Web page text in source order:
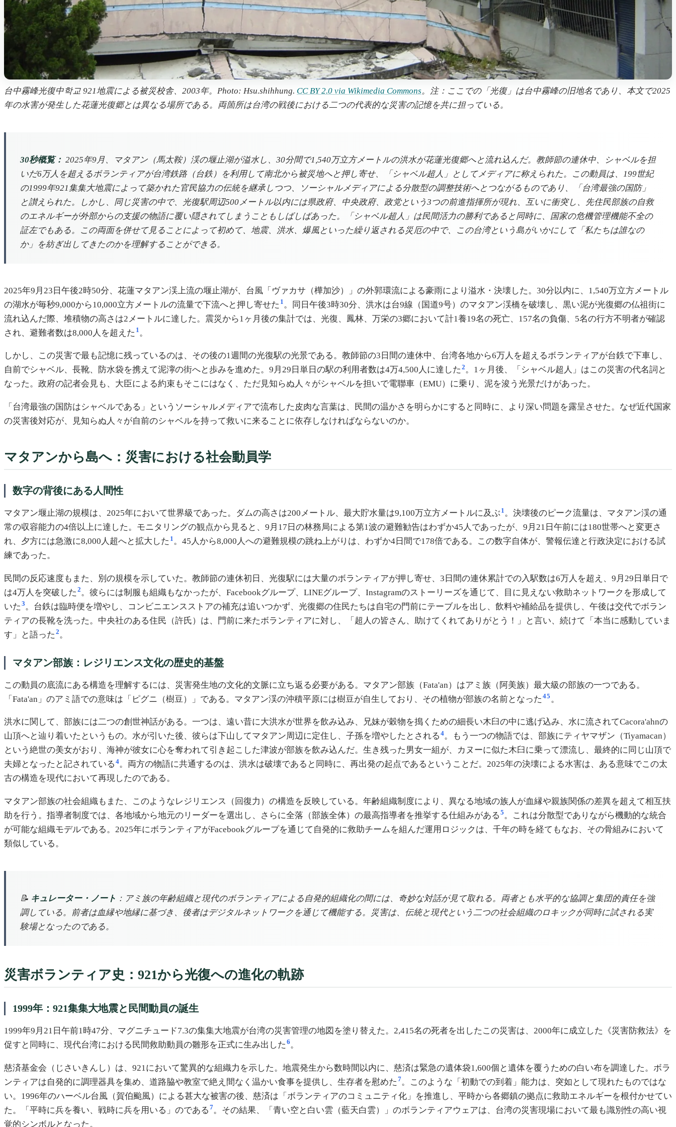
台中霧峰光復中학교 921地震による被災校舎、2003年。Photo: Hsu.shihhung. CC BY 2.0 via Wikimedia Commons。注：ここでの「光復」は台中霧峰の旧地名であり、本文で2025
年の水害が発生した花蓮光復郷とは異なる場所である。両箇所は台湾の戦後における二つの代表的な災害の記憶を共に担っている。
30秒概覧： 2025年9月、マタアン（馬太鞍）渓の堰止湖が溢水し、30分間で1,540万立方メートルの洪水が花蓮光復郷へと流れ込んだ。教師節の連休中、シャベルを担
いだ6万人を超えるボランティアが台湾鉄路（台鉄）を利用して南北から被災地へと押し寄せ、「シャベル超人」としてメディアに称えられた。この動員は、199世紀
の1999年921集集大地震によって築かれた官民協力の伝統を継承しつつ、ソーシャルメディアによる分散型の調整技術へとつながるものであり、「台湾最強の国防」
と讃えられた。しかし、同じ災害の中で、光復駅周辺500メートル以内には県政府、中央政府、政党という3つの前進指揮所が現れ、互いに衝突し、先住民部族の自救
のエネルギーが外部からの支援の物語に覆い隠されてしまうこともしばしばあった。「シャベル超人」は民間活力の勝利であると同時に、国家の危機管理機能不全の
証左でもある。この両面を併せて見ることによって初めて、地震、洪水、爆風といった繰り返される災厄の中で、この台湾という島がいかにして「私たちは誰なの
か」を紡ぎ出してきたのかを理解することができる。
2025年9月23日午後2時50分、花蓮マタアン渓上流の堰止湖が、台風「ヴァカサ（樺加沙）」の外郭環流による豪雨により溢水・決壊した。30分以内に、1,540万立方メートル
の湖水が毎秒9,000から10,000立方メートルの流量で下流へと押し寄せた 1 。同日午後3時30分、洪水は台9線（国道9号）のマタアン渓橋を破壊し、黒い泥が光復郷の仏祖街に
流れ込んだ際、堆積物の高さは2メートルに達した。震災から1ヶ月後の集計では、光復、鳳林、万栄の3郷において計1養19名の死亡、157名の負傷、5名の行方不明者が確認
され、避難者数は8,000人を超えた 1 。
しかし、この災害で最も記憶に残っているのは、その後の1週間の光復駅の光景である。教師節の3日間の連休中、台湾各地から6万人を超えるボランティアが台鉄で下車し、
自前でシャベル、長靴、防水袋を携えて泥濘の街へと歩みを進めた。9月29日単日の駅の利用者数は4万4,500人に達した 2。1ヶ月後、「シャベル超人」はこの災害の代名詞と
なった。政府の記者会見も、大臣による約束もそこにはなく、ただ見知らぬ人々がシャベルを担いで電聯車（EMU）に乗り、泥を浚う光景だけがあった。
「台湾最強の国防はシャベルである」というソーシャルメディアで流布した皮肉な言葉は、民間の温かさを明らかにすると同時に、より深い問題を露呈させた。なぜ近代国家
の災害後対応が、見知らぬ人々が自前のシャベルを持って救いに来ることに依存しなければならないのか。
マタアンから島へ：災害における社会動員学
数字の背後にある人間性
マタアン堰止湖の規模は、2025年において世界級であった。ダムの高さは200メートル、最大貯水量は9,100万立方メートルに及ぶ 1 。決壊後のピーク流量は、マタアン渓の通
常の収容能力の4倍以上に達した。モニタリングの観点から見ると、9月17日の林務局による第1波の避難勧告はわずか45人であったが、9月21日午前には180世帯へと変更さ
れ、夕方には急激に8,000人超へと拡大した 1 。45人から8,000人への避難規模の跳ね上がりは、わずか4日間で178倍である。この数字自体が、警報伝達と行政決定における試
練であった。
民間の反応速度もまた、別の規模を示していた。教師節の連休初日、光復駅には大量のボランティアが押し寄せ、3日間の連休累計での入駅数は6万人を超え、9月29日単日で
は4万人を突破した 2。彼らには制服も組織もなかったが、Facebookグループ、LINEグループ、Instagramのストーリーズを通じて、目に見えない救助ネットワークを形成して
いた 3。台鉄は臨時便を増やし、コンビニエンスストアの補充は追いつかず、光復郷の住民たちは自宅の門前にテーブルを出し、飲料や補給品を提供し、午後は交代でボラン
ティアの長靴を洗った。中央社のある住民（許氏）は、門前に来たボランティアに対し、「超人の皆さん、助けてくれてありがとう！」と言い、続けて「本当に感動していま
す」と語った 2。
マタアン部族：レジリエンス文化の歴史的基盤
この動員の底流にある構造を理解するには、災害発生地の文化的文脈に立ち返る必要がある。マタアン部族（Fata'an）はアミ族（阿美族）最大級の部族の一つである。
「Fata'an」のアミ語での意味は「ピグニ（樹豆）」である。マタアン渓の沖積平原には樹豆が自生しており、その植物が部族の名前となった 45 。
洪水に関して、部族には二つの創世神話がある。一つは、遠い昔に大洪水が世界を飲み込み、兄妹が穀物を搗くための細長い木臼の中に逃げ込み、水に流されてCacora'ahnの
山頂へと辿り着いたというもの。水が引いた後、彼らは下山してマタアン周辺に定住し、子孫を増やしたとされる 4。もう一つの物語では、部族にティヤマザン（Tiyamacan）
という絶世の美女がおり、海神が彼女に心を奪われて引き起こした津波が部族を飲み込んだ。生き残った男女一組が、カヌーに似た木臼に乗って漂流し、最終的に同じ山頂で
夫婦となったと記されている 4。両方の物語に共通するのは、洪水は破壊であると同時に、再出発の起点であるということだ。2025年の決壊による水害は、ある意味でこの太
古の構造を現代において再現したのである。
マタアン部族の社会組織もまた、このようなレジリエンス（回復力）の構造を反映している。年齢組織制度により、異なる地域の族人が血縁や親族関係の差異を超えて相互扶
助を行う。指導者制度では、各地域から地元のリーダーを選出し、さらに全落（部族全体）の最高指導者を推挙する仕組みがある 5。これは分散型でありながら機動的な統合
が可能な組織モデルである。2025年にボランティアがFacebookグループを通じて自発的に救助チームを組んだ運用ロジックは、千年の時を経てもなお、その骨組みにおいて
類似している。
📝 キュレーター・ノート ：アミ族の年齢組織と現代のボランティアによる自発的組織化の間には、奇妙な対話が見て取れる。両者とも水平的な協調と集団的責任を強
調している。前者は血縁や地縁に基づき、後者はデジタルネットワークを通じて機能する。災害は、伝統と現代という二つの社会組織のロキックが同時に試される実
験場となったのである。
災害ボランティア史：921から光復への進化の軌跡
1999年：921集集大地震と民間動員の誕生
1999年9月21日午前1時47分、マグニチュード7.3の集集大地震が台湾の災害管理の地図を塗り替えた。2,415名の死者を出したこの災害は、2000年に成立した《災害防救法》を
促すと同時に、現代台湾における民間救助動員の雛形を正式に生み出した 6。
慈済基金会（じさいきんし）は、921において驚異的な組織力を示した。地震発生から数時間以内に、慈済は緊急の遺体袋1,600個と遺体を覆うための白い布を調達した。ボラ
ンティアは自発的に調理器具を集め、道路脇や教室で絶え間なく温かい食事を提供し、生存者を慰めた 7。このような「初動での到着」能力は、突如として現れたものではな
い。1996年のハーベル台風（賀伯颱風）による甚大な被害の後、慈済は「ボランティアのコミュニティ化」を推進し、平時から各郷鎮の拠点に救助エネルギーを根付かせてい
た。「平時に兵を養い、戦時に兵を用いる」のである 7。その結果、「青い空と白い雲（藍天白雲）」のボランティアウェアは、台湾の災害現場において最も識別性の高い視
覚的シンボルとなった。